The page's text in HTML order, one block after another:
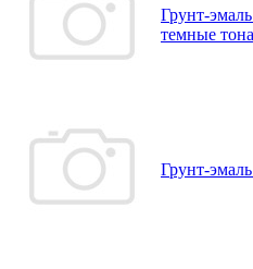
Грунт-
темные
Грунт-